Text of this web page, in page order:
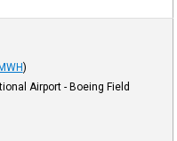
)
Airport - Boeing Field